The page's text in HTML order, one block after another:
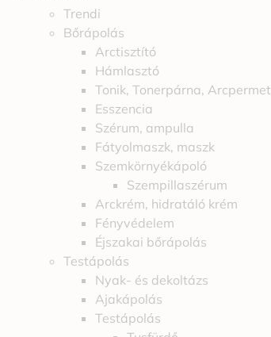
Trendi
Bőrápolás
Arctisztító
Hámlasztó
Tonik, Tonerpárna, Arcpermet
Esszencia
Szérum, ampulla
Fátyolmaszk, maszk
Szemkörnyékápoló
Szempillaszérum
Arckrém, hidratáló krém
Fényvédelem
Éjszakai bőrápolás
Testápolás
Nyak- és dekoltázs
Ajakápolás
Testápolás